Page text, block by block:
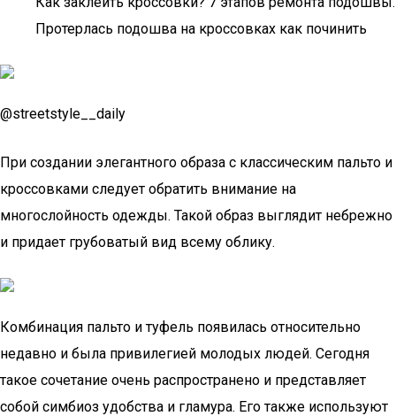
Протерлась подошва на кроссовках как починить
@streetstyle__daily
При создании элегантного образа с классическим пальто и
кроссовками следует обратить внимание на
многослойность одежды. Такой образ выглядит небрежно
и придает грубоватый вид всему облику.
Комбинация пальто и туфель появилась относительно
недавно и была привилегией молодых людей. Сегодня
такое сочетание очень распространено и представляет
собой симбиоз удобства и гламура. Его также используют